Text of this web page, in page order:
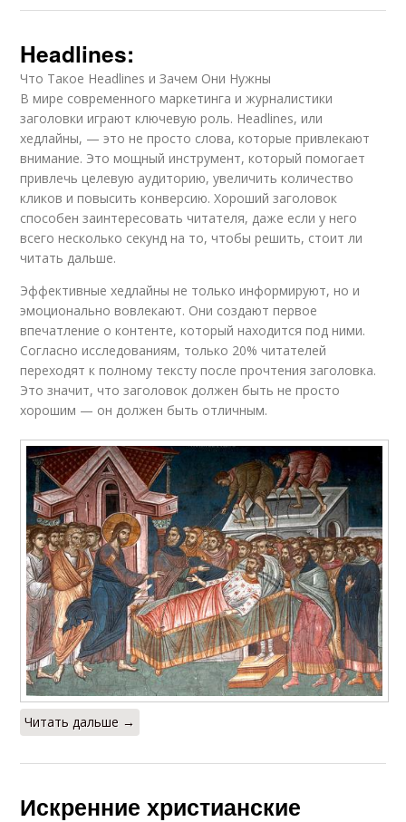
Headlines:
Что Такое Headlines и Зачем Они Нужны
В мире современного маркетинга и журналистики
заголовки играют ключевую роль. Headlines, или
хедлайны, — это не просто слова, которые привлекают
внимание. Это мощный инструмент, который помогает
привлечь целевую аудиторию, увеличить количество
кликов и повысить конверсию. Хороший заголовок
способен заинтересовать читателя, даже если у него
всего несколько секунд на то, чтобы решить, стоит ли
читать дальше.
Эффективные хедлайны не только информируют, но и
эмоционально вовлекают. Они создают первое
впечатление о контенте, который находится под ними.
Согласно исследованиям, только 20% читателей
переходят к полному тексту после прочтения заголовка.
Это значит, что заголовок должен быть не просто
хорошим — он должен быть отличным.
Читать дальше →
Искренние христианские